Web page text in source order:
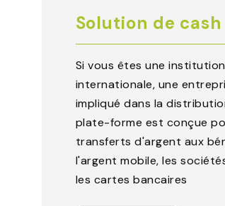
Solution de
Si vous êtes une
internationale, une
impliqué dans la
plate-forme est conçue
transferts d'argent aux
l'argent mobile, les
les cartes bancaires